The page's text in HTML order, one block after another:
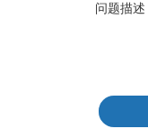
问题描述